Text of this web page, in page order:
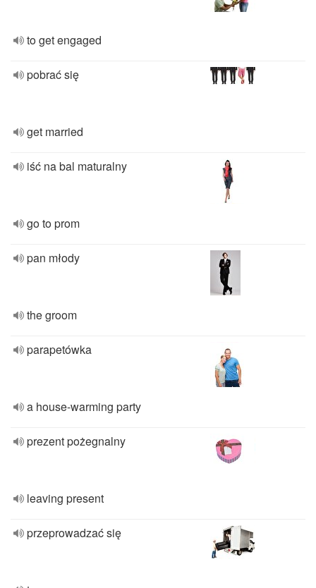
to get engaged
pobrać się
get married
iść na bal maturalny
go to prom
pan młody
the groom
parapetówka
a house-warming party
prezent pożegnalny
leaving present
przeprowadzać się